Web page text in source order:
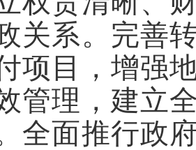
关系。完善
项目，增强
管理，建立
全面推行政